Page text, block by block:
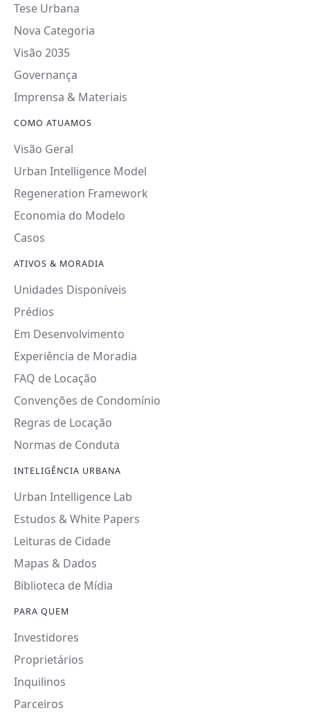
Tese Urbana
Nova Categoria
Visão 2035
Governança
Imprensa & Materiais
COMO ATUAMOS
Visão Geral
Urban Intelligence Model
Regeneration Framework
Economia do Modelo
Casos
ATIVOS & MORADIA
Unidades Disponíveis
Prédios
Em Desenvolvimento
Experiência de Moradia
FAQ de Locação
Convenções de Condomínio
Regras de Locação
Normas de Conduta
INTELIGÊNCIA URBANA
Urban Intelligence Lab
Estudos & White Papers
Leituras de Cidade
Mapas & Dados
Biblioteca de Mídia
PARA QUEM
Investidores
Proprietários
Inquilinos
Parceiros